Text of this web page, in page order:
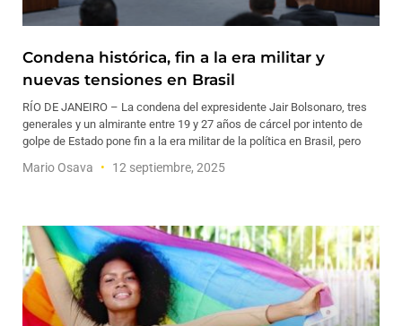
Condena histórica, fin a la era militar y
nuevas tensiones en Brasil
RÍO DE JANEIRO – La condena del expresidente Jair Bolsonaro, tres
generales y un almirante entre 19 y 27 años de cárcel por intento de
golpe de Estado pone fin a la era militar de la política en Brasil, pero
Mario Osava 12 septiembre, 2025